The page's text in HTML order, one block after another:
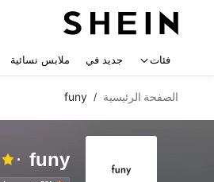
فئات جديد في ملابس نسائية
الصفحة الرئيسية /
funy
funy